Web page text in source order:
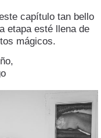
capítulo tan bello
etapa esté llena de
mágicos.